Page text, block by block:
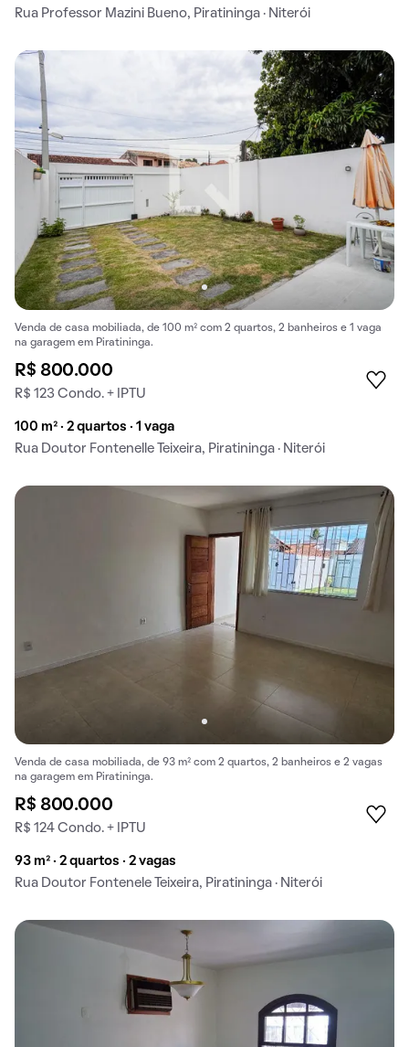
Rua Professor Mazini Bueno, Piratininga · Niterói
Venda de casa mobiliada, de 100 m² com 2 quartos, 2 banheiros e 1 vaga
na garagem em Piratininga.
R$ 800.000
R$ 123 Condo. + IPTU
100 m² · 2 quartos · 1 vaga
Rua Doutor Fontenelle Teixeira, Piratininga · Niterói
Venda de casa mobiliada, de 93 m² com 2 quartos, 2 banheiros e 2 vagas
na garagem em Piratininga.
R$ 800.000
R$ 124 Condo. + IPTU
93 m² · 2 quartos · 2 vagas
Rua Doutor Fontenele Teixeira, Piratininga · Niterói